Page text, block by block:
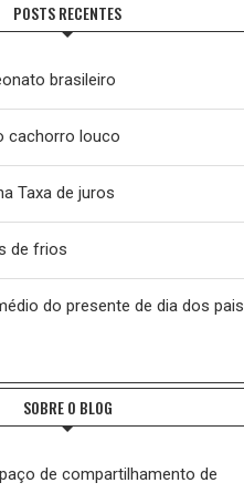
POSTS RECENTES
brasileiro
cachorro louco
Taxa de juros
de frios
do presente de dia dos pais
SOBRE O BLOG
de compartilhamento de